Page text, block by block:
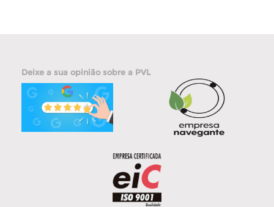
Deixe a sua opinião sobre a PVL